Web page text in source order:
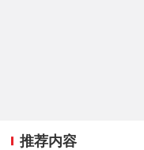
推荐内容